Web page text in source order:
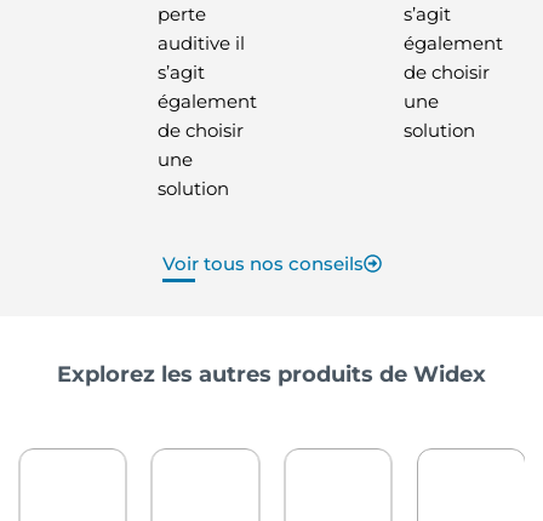
perte
auditive il
s’agit
également
de choisir
une
solution
s’agit
également
de choisir
une
solution
Voir tous nos conseils
Explorez les autres produits de Widex